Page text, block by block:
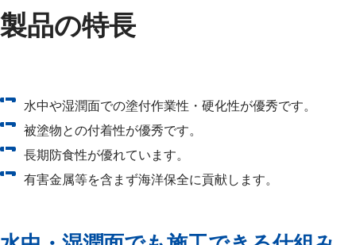
製品の特長
水中や湿潤面での塗付作業性・硬化性が優秀です。
被塗物との付着性が優秀です。
長期防食性が優れています。
有害金属等を含まず海洋保全に貢献します。